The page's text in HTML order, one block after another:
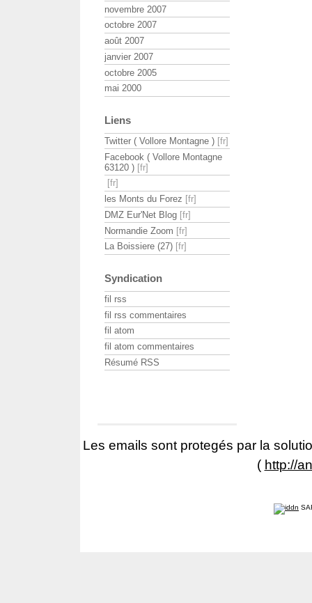
novembre 2007
octobre 2007
août 2007
janvier 2007
octobre 2005
mai 2000
Liens
Twitter ( Vollore Montagne )
Facebook ( Vollore Montagne
63120 )
les Monts du Forez
DMZ Eur'Net Blog
Normandie Zoom
La Boissiere (27)
Syndication
fil rss
fil rss commentaires
fil atom
fil atom commentaires
Résumé RSS
Les emails sont protegés par la
( http://